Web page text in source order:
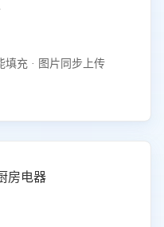
填充 · 图片同步上传
房电器